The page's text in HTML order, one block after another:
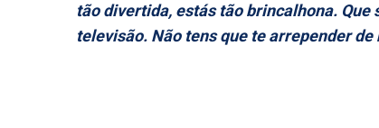
tão divertida, estás tão brincalhona. Que
televisão. Não tens que te arrepender de